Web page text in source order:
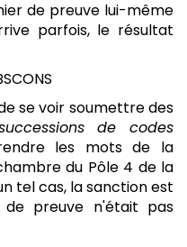
de preuve lui-même
parfois, le résultat
se voir soumettre des
de codes
les mots de la
du Pôle 4 de la
tel cas, la sanction est
preuve n'était pas